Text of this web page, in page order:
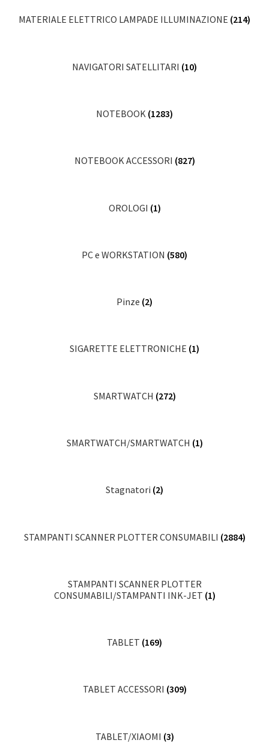
MATERIALE ELETTRICO LAMPADE ILLUMINAZIONE (214)
NAVIGATORI SATELLITARI (10)
NOTEBOOK (1283)
NOTEBOOK ACCESSORI (827)
OROLOGI (1)
PC e WORKSTATION (580)
Pinze (2)
SIGARETTE ELETTRONICHE (1)
SMARTWATCH (272)
SMARTWATCH/SMARTWATCH (1)
Stagnatori (2)
STAMPANTI SCANNER PLOTTER CONSUMABILI (2884)
STAMPANTI SCANNER PLOTTER
CONSUMABILI/STAMPANTI INK-JET (1)
TABLET (169)
TABLET ACCESSORI (309)
TABLET/XIAOMI (3)